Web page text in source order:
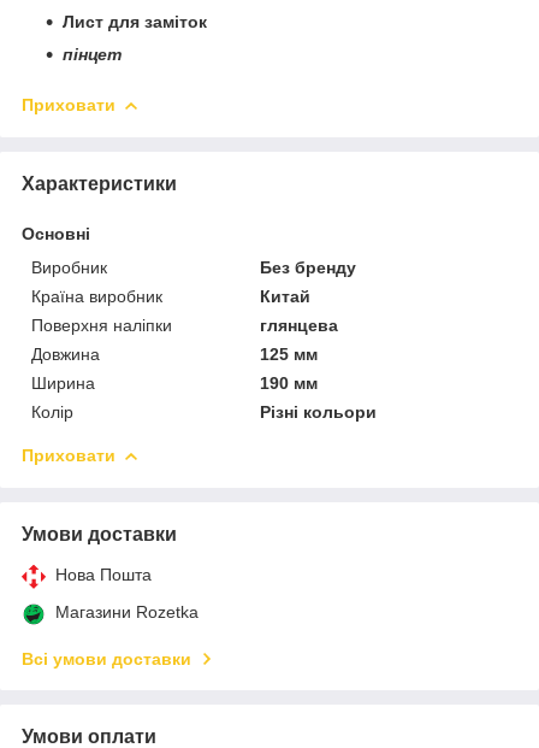
Лист для заміток
пінцет
Приховати
Характеристики
Основні
Виробник
Без бренду
Країна виробник
Китай
Поверхня наліпки
глянцева
Довжина
125 мм
Ширина
190 мм
Колір
Різні кольори
Приховати
Умови доставки
Нова Пошта
Магазини Rozetka
Всі умови доставки
Умови оплати